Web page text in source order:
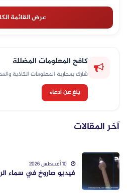
عرض القائمة
كافح المعلومات المضللة
شارك بمحاربة المعلومات الكاذبة
بلغ عن ادعاء
آخر المقالات
فيديو صاروخ في سماء